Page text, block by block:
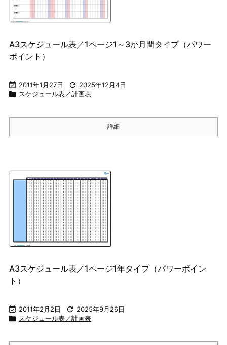
A3スケジュール表／1ページ1～3か月間タイプ（パワー
ポイント）
 2011年1月27日  2025年12月4日
 スケジュール表／計画表
詳細
A3スケジュール表／1ページ1年タイプ（パワーポイン
ト）
 2011年2月2日  2025年9月26日
 スケジュール表／計画表